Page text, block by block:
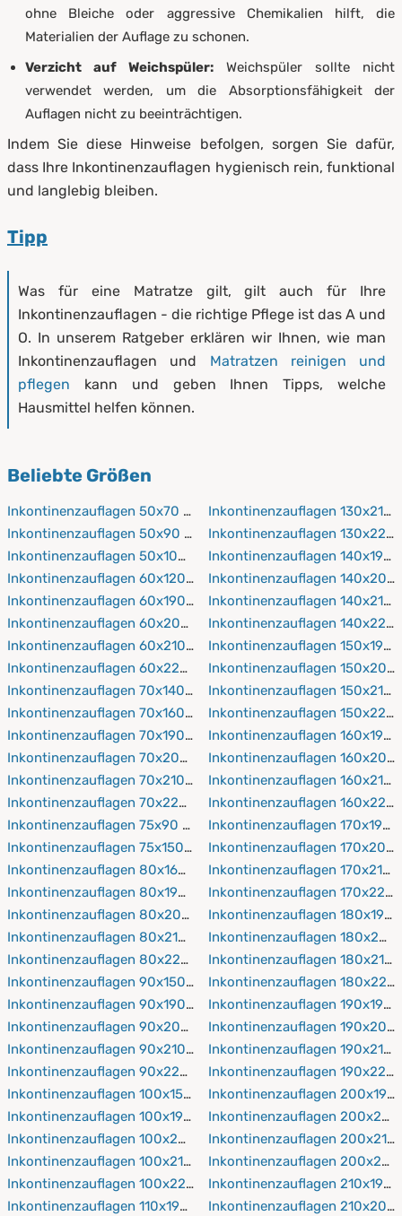
ohne Bleiche oder aggressive Chemikalien hilft, die
Materialien der Auflage zu schonen.
Verzicht auf Weichspüler: Weichspüler sollte nicht
verwendet werden, um die Absorptionsfähigkeit der
Auflagen nicht zu beeinträchtigen.
Indem Sie diese Hinweise befolgen, sorgen Sie dafür,
dass Ihre Inkontinenzauflagen hygienisch rein, funktional
und langlebig bleiben.
Tipp
Was für eine Matratze gilt, gilt auch für Ihre
Inkontinenzauflagen - die richtige Pflege ist das A und
O. In unserem Ratgeber erklären wir Ihnen, wie man
Inkontinenzauflagen und Matratzen reinigen und
pflegen kann und geben Ihnen Tipps, welche
Hausmittel helfen können.
Beliebte Größen
Inkontinenzauflagen 50x70 cm
Inkontinenzauflagen 50x90 cm
Inkontinenzauflagen 50x100 cm
Inkontinenzauflagen 60x120 cm
Inkontinenzauflagen 60x190 cm
Inkontinenzauflagen 60x200 cm
Inkontinenzauflagen 60x210 cm
Inkontinenzauflagen 60x220 cm
Inkontinenzauflagen 70x140 cm
Inkontinenzauflagen 70x160 cm
Inkontinenzauflagen 70x190 cm
Inkontinenzauflagen 70x200 cm
Inkontinenzauflagen 70x210 cm
Inkontinenzauflagen 70x220 cm
Inkontinenzauflagen 75x90 cm
Inkontinenzauflagen 75x150 cm
Inkontinenzauflagen 80x160 cm
Inkontinenzauflagen 80x190 cm
Inkontinenzauflagen 80x200 cm
Inkontinenzauflagen 80x210 cm
Inkontinenzauflagen 80x220 cm
Inkontinenzauflagen 90x150 cm
Inkontinenzauflagen 90x190 cm
Inkontinenzauflagen 90x200 cm
Inkontinenzauflagen 90x210 cm
Inkontinenzauflagen 90x220 cm
Inkontinenzauflagen 100x150 cm
Inkontinenzauflagen 100x190 cm
Inkontinenzauflagen 100x200 cm
Inkontinenzauflagen 100x210 cm
Inkontinenzauflagen 100x220 cm
Inkontinenzauflagen 110x190 cm
Inkontinenzauflagen 130x210
Inkontinenzauflagen 130x220
Inkontinenzauflagen 140x190
Inkontinenzauflagen 140x200
Inkontinenzauflagen 140x210
Inkontinenzauflagen 140x220
Inkontinenzauflagen 150x190
Inkontinenzauflagen 150x200
Inkontinenzauflagen 150x210
Inkontinenzauflagen 150x220
Inkontinenzauflagen 160x190
Inkontinenzauflagen 160x200
Inkontinenzauflagen 160x210
Inkontinenzauflagen 160x220
Inkontinenzauflagen 170x190
Inkontinenzauflagen 170x200
Inkontinenzauflagen 170x210
Inkontinenzauflagen 170x220
Inkontinenzauflagen 180x190
Inkontinenzauflagen 180x200
Inkontinenzauflagen 180x210
Inkontinenzauflagen 180x220
Inkontinenzauflagen 190x190
Inkontinenzauflagen 190x200
Inkontinenzauflagen 190x210
Inkontinenzauflagen 190x220
Inkontinenzauflagen 200x190
Inkontinenzauflagen 200x200
Inkontinenzauflagen 200x210
Inkontinenzauflagen 200x220
Inkontinenzauflagen 210x190
Inkontinenzauflagen 210x200